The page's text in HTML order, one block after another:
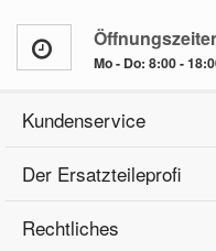
Mo - Do: 8:00 -
Kundenservice
Der Ersatzteileprofi
Rechtliches